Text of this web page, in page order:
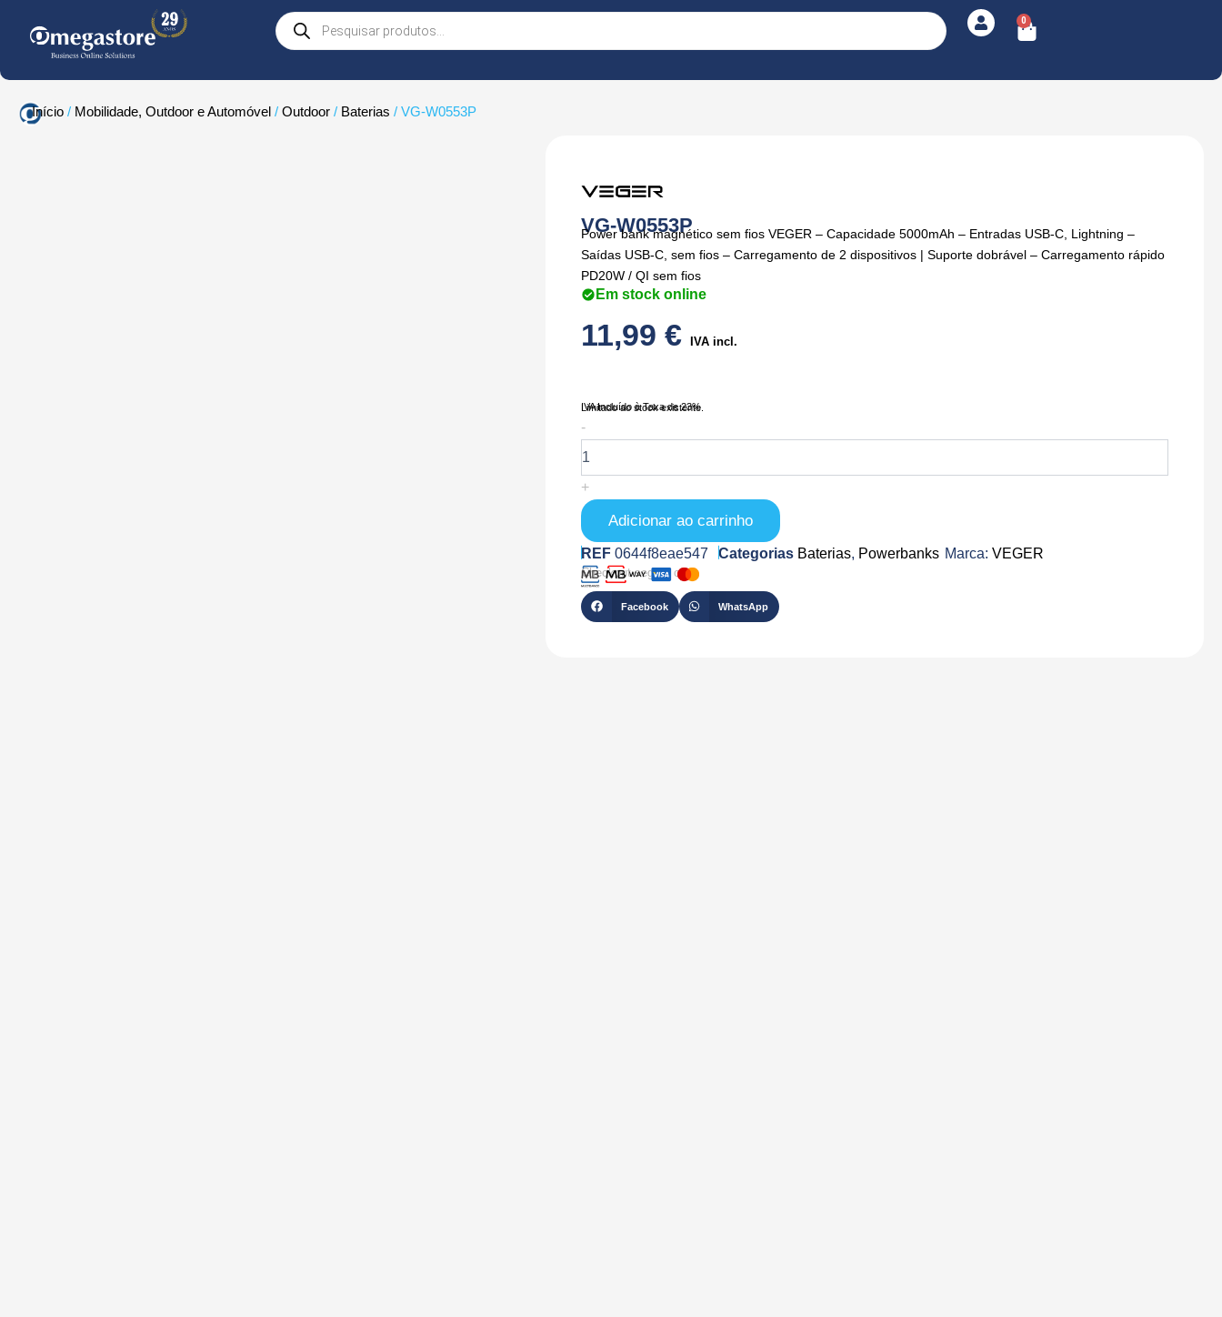
Products
search
0
Cart
Início / Mobilidade, Outdoor e Automóvel /Outdoor / Baterias / VG-W0553P
VG-W0553P
Power bank magnético sem fios VEGER – Capacidade 5000mAh – Entradas USB-C, Lightning –
Saídas USB-C, sem fios – Carregamento de 2 dispositivos | Suporte dobrável – Carregamento rápido
PD20W / QI sem fios
Em stock online
11,99€ IVA incl.
IVA Incluído à Taxa de 23%
Limitado ao stock existente.
-
de
VG-
W0553P
+
Adicionar ao carrinho
REF0644f8eae547 Categorias Baterias, Powerbanks Marca: VEGER
Checkout seguro com
Facebook WhatsApp